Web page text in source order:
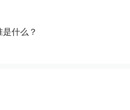
节严重的，处三年以下有期
严重的，处五年以上十年以
工作人员违反保守国家秘
什么？